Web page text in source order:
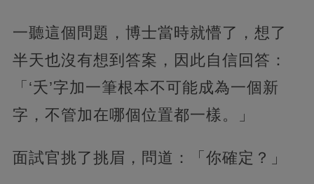
一聽這個問題，博士當時就懵了，想了
半天也沒有想到答案，因此自信回答：
「‘夭’字加一筆根本不可能成為一個新
字，不管加在哪個位置都一樣。」
面試官挑了挑眉，問道：「你確定？」